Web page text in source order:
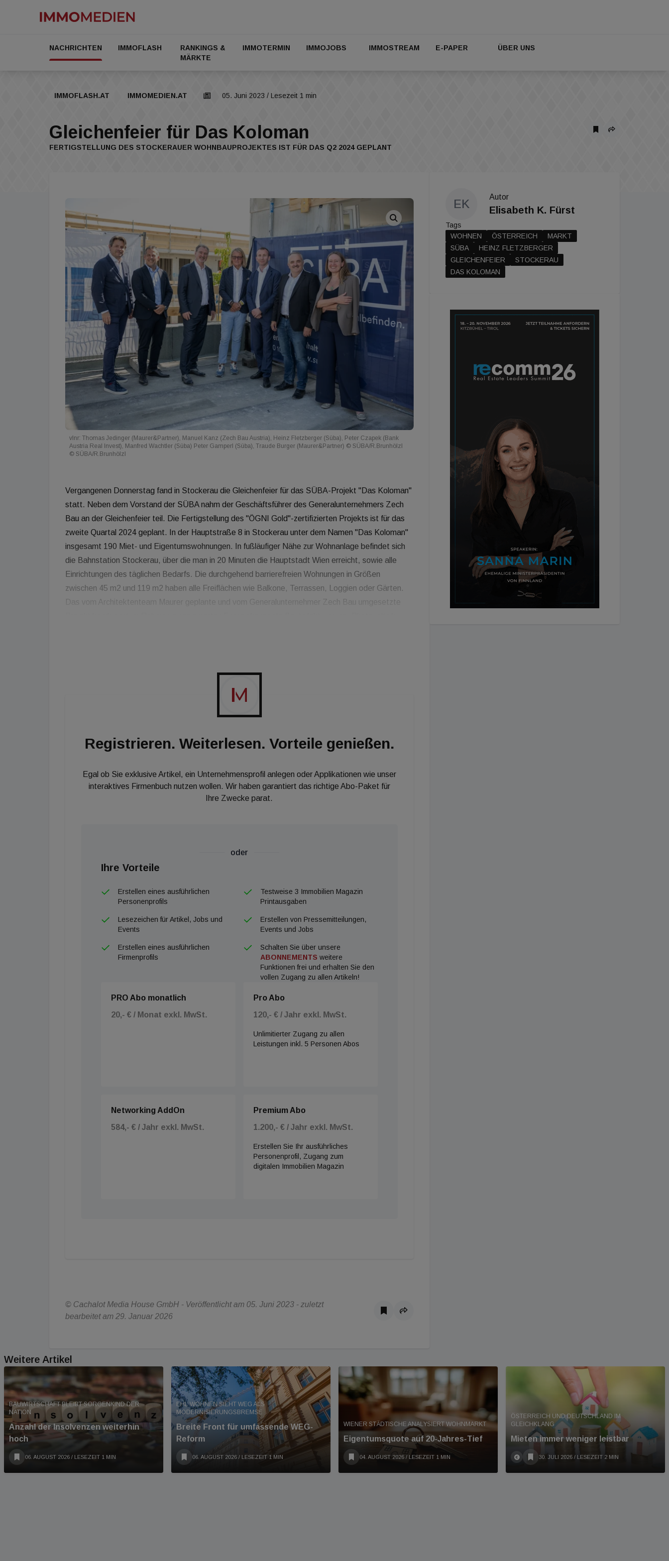
NACHRICHTEN IMMOFLASH
RANKINGS &
MÄRKTE
IMMOTERMIN IMMOJOBS IMMOSTREAM E-PAPER ÜBER UNS
IMMOFLASH.AT IMMOMEDIEN.AT 05. Juni 2023 / Lesezeit 1 min
Gleichenfeier für Das Koloman
FERTIGSTELLUNG DES STOCKERAUER WOHNBAUPROJEKTES IST FÜR DAS Q2 2024 GEPLANT
vlnr: Thomas Jedinger (Maurer&Partner), Manuel Kanz (Zech Bau Austria), Heinz Fletzberger (Süba), Peter Czapek (Bank
Austria Real Invest), Manfred Wachtler (Süba) Peter Gamperl (Süba), Traude Burger (Maurer&Partner) © SÜBA/R.Brunhölzl
© SÜBA/R.Brunhölzl
Vergangenen Donnerstag fand in Stockerau die Gleichenfeier für das SÜBA-Projekt "Das Koloman"
statt. Neben dem Vorstand der SÜBA nahm der Geschäftsführer des Generalunternehmers Zech
Bau an der Gleichenfeier teil. Die Fertigstellung des "ÖGNI Gold"-zertifizierten Projekts ist für das
zweite Quartal 2024 geplant. In der Hauptstraße 8 in Stockerau unter dem Namen "Das Koloman"
insgesamt 190 Miet- und Eigentumswohnungen. In fußläufiger Nähe zur Wohnanlage befindet sich
die Bahnstation Stockerau, über die man in 20 Minuten die Hauptstadt Wien erreicht, sowie alle
Einrichtungen des täglichen Bedarfs. Die durchgehend barrierefreien Wohnungen in Größen
zwischen 45 m2 und 119 m2 haben alle Freiflächen wie Balkone, Terrassen, Loggien oder Gärten.
Das vom Architektenteam Maurer geplante und vom Generalunternehmer Zech Bau umgesetzte
eine vergleichbare Wohnung in Wien", erklärt SÜBA-Vorstand Heinz Fletzberger.
Registrieren. Weiterlesen. Vorteile genießen.
Egal ob Sie exklusive Artikel, ein Unternehmensprofil anlegen oder Applikationen wie unser
interaktives Firmenbuch nutzen wollen. Wir haben garantiert das richtige Abo-Paket für
Ihre Zwecke parat.
oder
Ihre Vorteile
Erstellen eines ausführlichen
Personenprofils
Testweise 3 Immobilien Magazin
Printausgaben
Lesezeichen für Artikel, Jobs und
Events
Erstellen von Pressemitteilungen,
Events und Jobs
Erstellen eines ausführlichen
Firmenprofils
Schalten Sie über unsere
ABONNEMENTS weitere
Funktionen frei und erhalten Sie den
vollen Zugang zu allen Artikeln!
PRO Abo monatlich
20,- € / Monat exkl. MwSt.
Pro Abo
120,- € / Jahr exkl. MwSt.
Unlimitierter Zugang zu allen
Leistungen inkl. 5 Personen Abos
Networking AddOn
584,- € / Jahr exkl. MwSt.
Premium Abo
1.200,- € / Jahr exkl. MwSt.
Erstellen Sie Ihr ausführliches
Personenprofil, Zugang zum
digitalen Immobilien Magazin
© Cachalot Media House GmbH - Veröffentlicht am 05. Juni 2023 - zuletzt
bearbeitet am 29. Januar 2026
EK
Autor
Elisabeth K. Fürst
Tags
WOHNEN
ÖSTERREICH
MARKT
SÜBA
HEINZ FLETZBERGER
GLEICHENFEIER
STOCKERAU
DAS KOLOMAN
Weitere Artikel
BAUWIRTSCHAFT BLEIBT SORGENKIND DER
NATION
Anzahl der Insolvenzen weiterhin
hoch
06. AUGUST 2026 / LESEZEIT 1 MIN
EHL WOHNEN SIEHT WEG ALS
MODERNISIERUNGSBREMSE
Breite Front für umfassende WEG-
Reform
06. AUGUST 2026 / LESEZEIT 1 MIN
WIENER STÄDTISCHE ANALYSIERT WOHNMARKT
Eigentumsquote auf 20-Jahres-Tief
04. AUGUST 2026 / LESEZEIT 1 MIN
ÖSTERREICH UND DEUTSCHLAND IM
GLEICHKLANG
Mieten immer weniger leistbar
30. JULI 2026 / LESEZEIT 2 MIN